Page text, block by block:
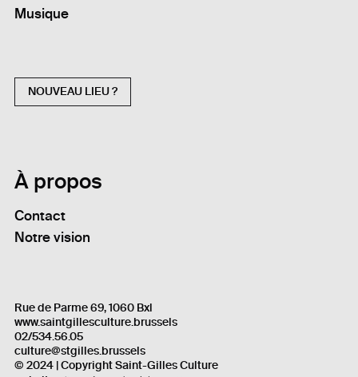
Musique
NOUVEAU LIEU ?
À propos
Contact
Notre vision
Rue de Parme 69, 1060 Bxl
www.saintgillesculture.brussels
02/534.56.05
culture@stgilles.brussels
© 2024 | Copyright Saint-Gilles Culture